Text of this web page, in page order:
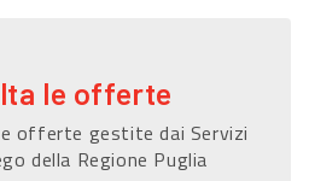
le offerte
offerte gestite dai Servizi
della Regione Puglia